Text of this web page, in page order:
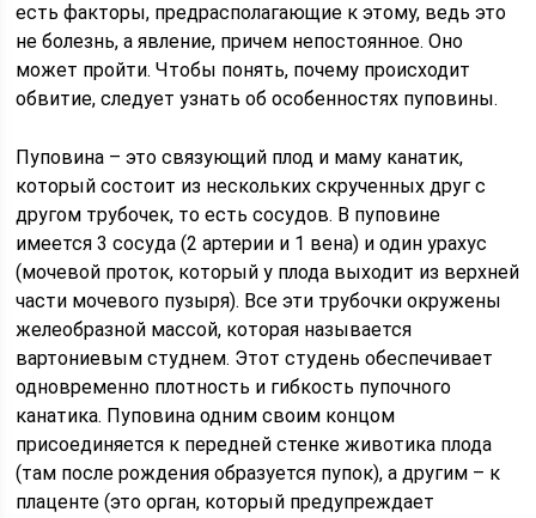
есть факторы, предрасполагающие к этому, ведь это
не болезнь, а явление, причем непостоянное. Оно
может пройти. Чтобы понять, почему происходит
обвитие, следует узнать об особенностях пуповины.
Пуповина – это связующий плод и маму канатик,
который состоит из нескольких скрученных друг с
другом трубочек, то есть сосудов. В пуповине
имеется 3 сосуда (2 артерии и 1 вена) и один урахус
(мочевой проток, который у плода выходит из верхней
части мочевого пузыря). Все эти трубочки окружены
желеобразной массой, которая называется
вартониевым студнем. Этот студень обеспечивает
одновременно плотность и гибкость пупочного
канатика. Пуповина одним своим концом
присоединяется к передней стенке животика плода
(там после рождения образуется пупок), а другим – к
плаценте (это орган, который предупреждает